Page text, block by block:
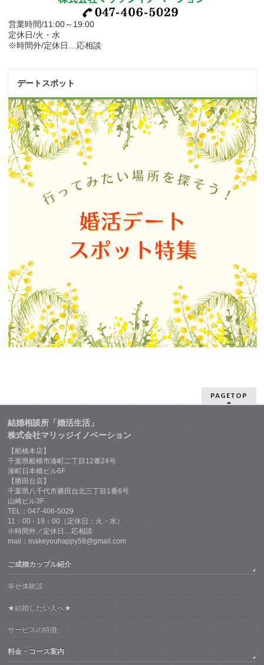
営業時間/11:00～19:00
定休日/火・水
※時間外/定休日…応相談
デートスポット
PAGETOP
結婚相談所「婚活生活」
株式会社マリッジイノベーション
【船橋本店】
千葉県船橋市湊町二丁目12番24号
湊町日本橋ビル6F
【勝田台店】
千葉県八千代市勝田台北三丁目1番6号
山崎ビル3F
TEL：047-406-5029
11：00 - 19：00（定休日：火・水）
※時間外／定休日…応相談
mail：makeyouhappy58@gmail.com
ご成婚カップル紹介
幸せ体験談
★結婚したい人へ★
サービスの特徴
料金・コース案内